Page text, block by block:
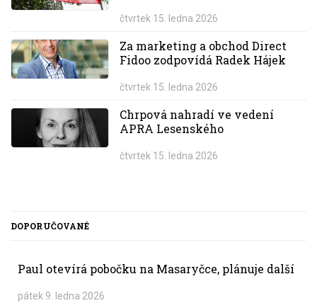
čtvrtek 15. ledna 2026
Za marketing a obchod Direct
Fidoo zodpovídá Radek Hájek
čtvrtek 15. ledna 2026
Chrpová nahradí ve vedení
APRA Lesenského
čtvrtek 15. ledna 2026
DOPORUČOVANÉ
Paul otevírá pobočku na Masaryčce, plánuje další
pátek 9. ledna 2026